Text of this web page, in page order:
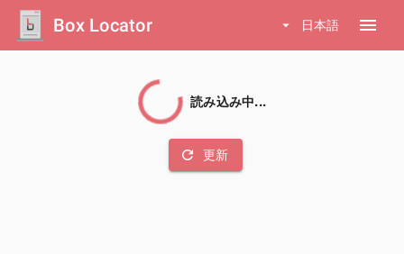
Box Locator arrow_drop_down 日本語 menu
読み込み中...
refresh 更新